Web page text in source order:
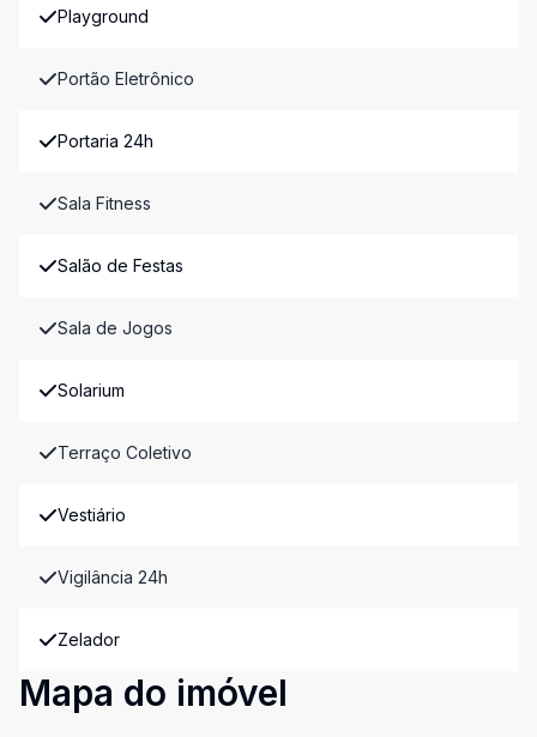
Playground
Portão Eletrônico
Portaria 24h
Sala Fitness
Salão de Festas
Sala de Jogos
Solarium
Terraço Coletivo
Vestiário
Vigilância 24h
Zelador
Mapa do imóvel